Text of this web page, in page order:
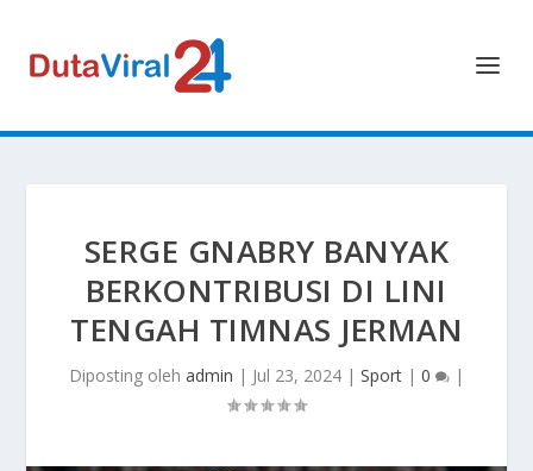
SERGE GNABRY BANYAK
BERKONTRIBUSI DI LINI
TENGAH TIMNAS JERMAN
Diposting oleh admin | Jul 23, 2024 | Sport | 0 |